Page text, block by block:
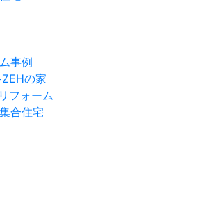
事例
の家
フォーム
合住宅